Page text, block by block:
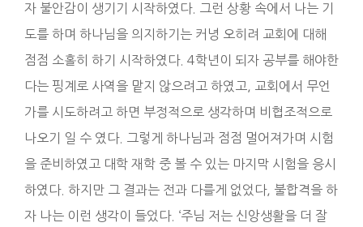
자 불안감이 생기기 시작하였다. 그런 상황 속에서 나는 기
도를 하며 하나님을 의지하기는 커녕 오히려 교회에 대해
점점 소홀히 하기 시작하였다. 4학년이 되자 공부를 해야한
다는 핑계로 사역을 맡지 않으려고 하였고, 교회에서 무언
가를 시도하려고 하면 부정적으로 생각하며 비협조적으로
나오기 일 수 였다. 그렇게 하나님과 점점 멀어져가며 시험
을 준비하였고 대학 재학 중 볼 수 있는 마지막 시험을 응시
하였다. 하지만 그 결과는 전과 다를게 없었다, 불합격을 하
자 나는 이런 생각이 들었다. ‘주님 저는 신앙생활을 더 잘